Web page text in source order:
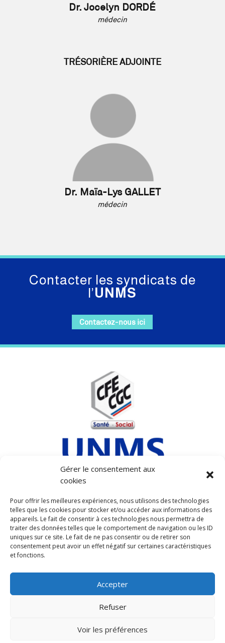
Gérer le consentement aux
cookies
Pour offrir les meilleures expériences, nous utilisons des technologies
telles que les cookies pour stocker et/ou accéder aux informations des
appareils. Le fait de consentir à ces technologies nous permettra de
traiter des données telles que le comportement de navigation ou les ID
uniques sur ce site. Le fait de ne pas consentir ou de retirer son
consentement peut avoir un effet négatif sur certaines caractéristiques
et fonctions.
Accepter
Refuser
Voir les préférences
Dr. Jocelyn DORDÉ
médecin
TRÉSORIÈRE ADJOINTE
Dr. Maïa-Lys GALLET
médecin
Contacter les syndicats de
l’UNMS
Contactez-nous ici
MENTIONS LEGALES
POLITIQUE DE COOKIES (UE)
POLITIQUE DE CONFIDENTIALITÉ
ADHÉRER